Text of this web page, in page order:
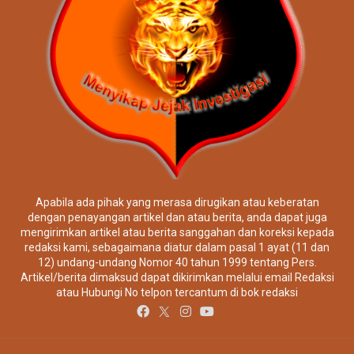
Apabila ada pihak yang merasa dirugikan atau keberatan
dengan penayangan artikel dan atau berita, anda dapat juga
mengirimkan artikel atau berita sanggahan dan koreksi kepada
redaksi kami, sebagaimana diatur dalam pasal 1 ayat (11 dan
12) undang-undang Nomor 40 tahun 1999 tentang Pers.
Artikel/berita dimaksud dapat dikirimkan melalui email Redaksi
atau Hubungi No telpon tercantum di bok redaksi